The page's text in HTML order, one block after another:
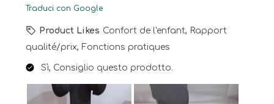
Traduci con Google
Product Likes Confort de l'enfant, Rapport
qualité/prix, Fonctions pratiques
Sì, Consiglio questo prodotto.